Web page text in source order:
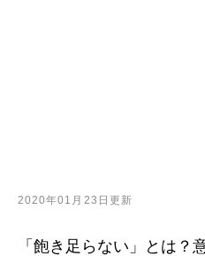
2020年01月23日更新
「飽き足らない」とは？